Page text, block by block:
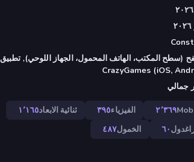
(سطح المكتب، الهاتف المحمول، الجهاز اللوحي), تطبيق
CrazyGames (iOS,
جمالي
٢٬٣٦٩ الفيزياء٣٩٥ ثنائية الابعاد١٬١٦٥
٦٠ الخمول٤٨٧